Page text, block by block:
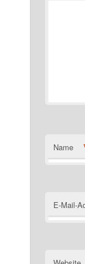
Name
E-Mail-